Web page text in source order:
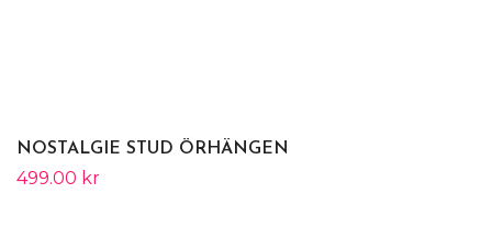
NOSTALGIE STUD ÖRHÄNGEN
499.00 kr